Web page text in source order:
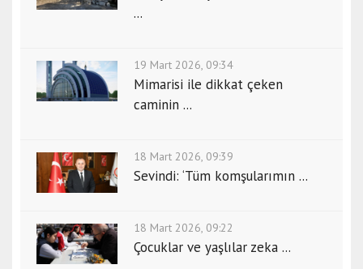
...
19 Mart 2026, 09:34
Mimarisi ile dikkat çeken
caminin ...
18 Mart 2026, 09:39
Sevindi: ‘Tüm komşularımın ...
18 Mart 2026, 09:22
Çocuklar ve yaşlılar zeka ...